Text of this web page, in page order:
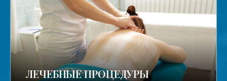
ЛЕЧЕБНЫЕ ПРОЦЕДУРЫ